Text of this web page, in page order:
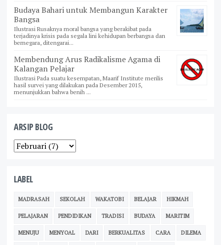
Budaya Bahari untuk Membangun Karakter
Bangsa
Ilustrasi Rusaknya moral bangsa yang berakibat pada
terjadinya krisis pada segala lini kehidupan berbangsa dan
bernegara, ditengarai...
Membendung Arus Radikalisme Agama di
Kalangan Pelajar
Ilustrasi Pada suatu kesempatan, Maarif Institute merilis
hasil survei yang dilakukan pada Desember 2015,
menunjukkan bahwa benih ...
ARSIP BLOG
LABEL
MADRASAH SEKOLAH WAKATOBI BELAJAR HIKMAH
PELAJARAN PENDIDIKAN TRADISI BUDAYA MARITIM
MENUJU MENYOAL DARI BERKUALITAS CARA DILEMA